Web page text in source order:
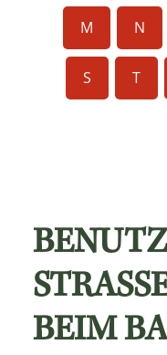
M N
S T
EIM